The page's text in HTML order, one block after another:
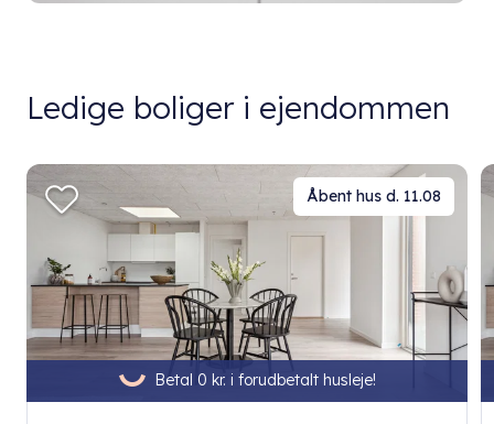
Ledige boliger i ejendommen
Betal 0 kr. i forudbetalt husleje!
Åbent hus d. 11.08